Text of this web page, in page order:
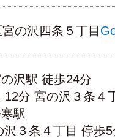
の沢四条５丁目
沢駅 徒歩24分
12分 宮の沢３条４
駅
沢３条４丁目 停歩5